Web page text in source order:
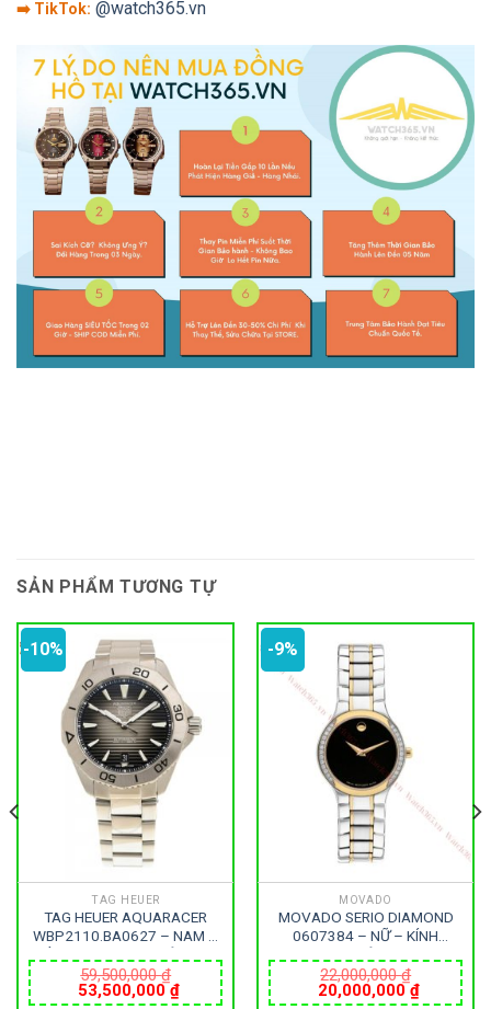
➡️ TikTok: @watch365.vn
SẢN PHẨM TƯƠNG TỰ
-10%
TAG HEUER
TAG HEUER AQUARACER
WBP2110.BA0627 – NAM –
LOẠI – AUTOMATIC – SIZE
40MM – MÁY THỤY SỸ
59,500,000₫
Giá
gốc
53,500,000₫Giá
hiện
-9%
MOVADO
MOVADO SERIO DIAMOND
0607384 – NỮ – KÍNH
PIN – SIZE 28MM – MÁY
THỤY SỸ
22,000,000₫
Giá
gốc
20,000,000₫Giá
hiện